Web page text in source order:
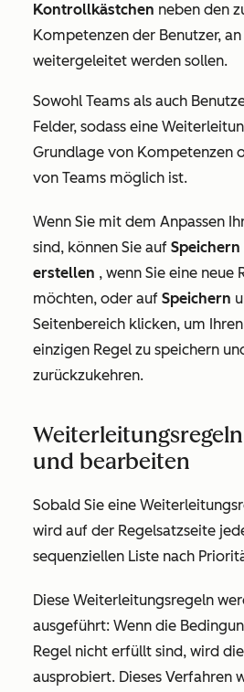
Kontrollkästchen neben den
Kompetenzen der Benutzer,
weitergeleitet werden sollen.
Sowohl Teams als auch
Felder, sodass eine
Grundlage von Kompetenzen
von Teams möglich ist.
Wenn Sie mit dem Anpassen
sind, können Sie auf
erstellen , wenn Sie eine neue
möchten, oder auf Speichern
Seitenbereich klicken, um
einzigen Regel zu speichern
zurückzukehren.
und bearbeiten
Sobald Sie eine
wird auf der Regelsatzseite
sequenziellen Liste nach
Diese Weiterleitungsregeln
ausgeführt: Wenn die
Regel nicht erfüllt sind, wird
ausprobiert. Dieses Verfahren